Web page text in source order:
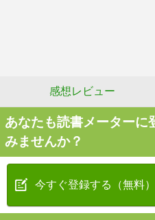
感想レビュー
あなたも読書メーターに
みませんか？
今すぐ登録する（無料）